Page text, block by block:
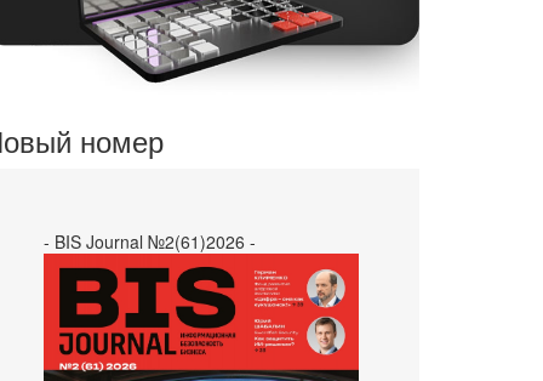
номер
- BIS Journal №2(61)2026 -